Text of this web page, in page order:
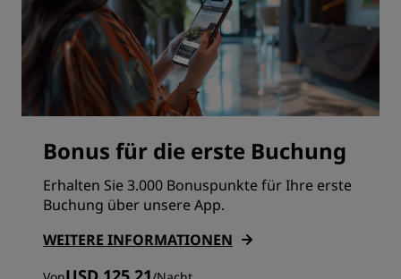
Bonus für die erste Buchung
Erhalten Sie 3.000 Bonuspunkte für Ihre erste
Buchung über unsere App.
WEITERE INFORMATIONEN